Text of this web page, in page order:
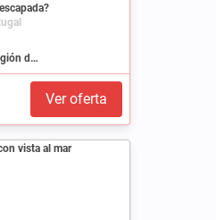
Buscar en Trivago - Región de Lisboa
Ver oferta